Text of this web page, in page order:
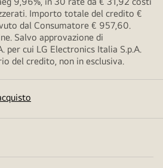
Importo totale del credito €
dal Consumatore € 957,60.
Salvo approvazione di
per cui LG Electronics Italia S.p.A.
del credito, non in esclusiva.